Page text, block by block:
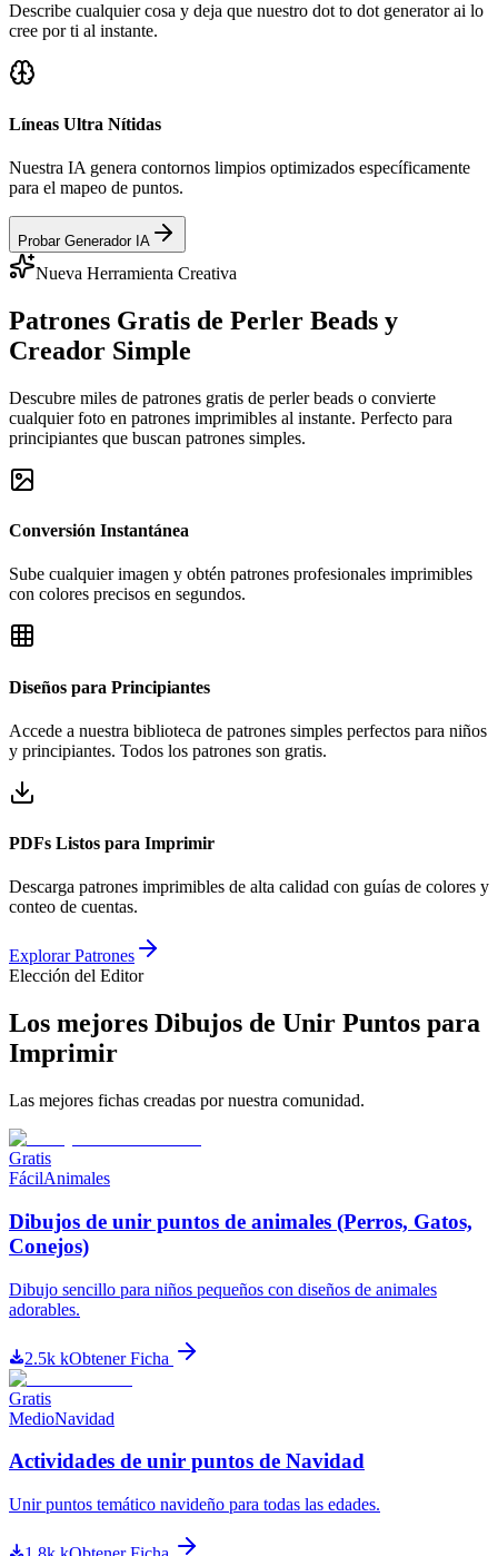
Describe cualquier cosa y deja que nuestro dot to dot generator ai lo
cree por ti al instante.
Líneas Ultra Nítidas
Nuestra IA genera contornos limpios optimizados específicamente
para el mapeo de puntos.
Probar Generador IA
Nueva Herramienta Creativa
Patrones Gratis de Perler Beads y
Creador Simple
Descubre miles de patrones gratis de perler beads o convierte
cualquier foto en patrones imprimibles al instante. Perfecto para
principiantes que buscan patrones simples.
Conversión Instantánea
Sube cualquier imagen y obtén patrones profesionales imprimibles
con colores precisos en segundos.
Diseños para Principiantes
Accede a nuestra biblioteca de patrones simples perfectos para niños
y principiantes. Todos los patrones son gratis.
PDFs Listos para Imprimir
Descarga patrones imprimibles de alta calidad con guías de colores y
conteo de cuentas.
Explorar Patrones
Elección del Editor
Los mejores Dibujos de Unir Puntos para
Imprimir
Las mejores fichas creadas por nuestra comunidad.
Gratis
FácilAnimales
Dibujos de unir puntos de animales (Perros, Gatos,
Conejos)
Dibujo sencillo para niños pequeños con diseños de animales
adorables.
2.5k kObtener Ficha
Gratis
MedioNavidad
Actividades de unir puntos de Navidad
Unir puntos temático navideño para todas las edades.